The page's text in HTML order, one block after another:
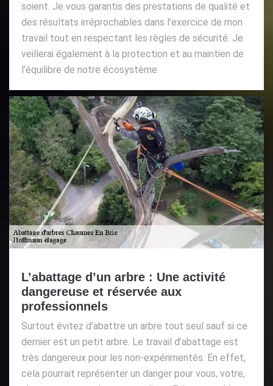
soient. Je vous garantis des prestations de qualité et
des résultats irréprochables dans l’exercice de mon
travail tout en respectant les règles de sécurité. Je
veillerai également à la protection et au maintien de
l’équilibre de notre écosystème.
L’abattage d’un arbre : Une activité
dangereuse et réservée aux
professionnels
Surtout évitez d’abattre un arbre tout seul sauf si ce
dernier est un petit arbre. Le travail d’abattage est
très dangereux pour les non-expérimentés. En effet,
cela pourrait représenter un danger pour vous, votre,